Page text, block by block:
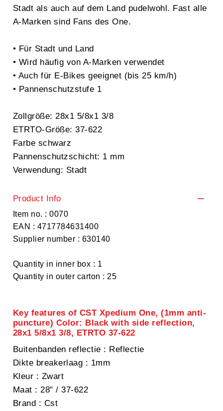
Stadt als auch auf dem Land pudelwohl. Fast alle
A-Marken sind Fans des One.
• Für Stadt und Land
• Wird häufig von A-Marken verwendet
• Auch für E-Bikes geeignet (bis 25 km/h)
• Pannenschutzstufe 1
Zollgröße: 28x1 5/8x1 3/8
ETRTO-Größe: 37-622
Farbe schwarz
Pannenschutzschicht: 1 mm
Verwendung: Stadt
Product Info
Item no. : 0070
EAN : 4717784631400
Supplier number : 630140
Quantity in inner box : 1
Quantity in outer carton : 25
Key features of CST Xpedium One, (1mm anti-
puncture) Color: Black with side reflection,
28x1 5/8x1 3/8, ETRTO 37-622
Buitenbanden reflectie : Reflectie
Dikte breakerlaag : 1mm
Kleur : Zwart
Maat : 28" / 37-622
Brand : Cst